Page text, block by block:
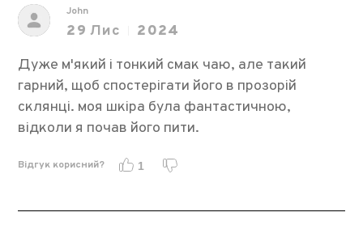
John
29 Лис
2024
Дуже м'який і тонкий смак чаю, але такий
гарний, щоб спостерігати його в прозорій
склянці. моя шкіра була фантастичною,
відколи я почав його пити.
Відгук корисний? 1